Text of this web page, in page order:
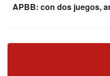
APBB: con dos juegos,